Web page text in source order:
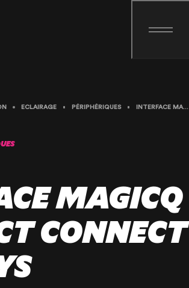
ECLAIRAGE PÉRIPHÉRIQUES INTERFACE MAGICQ COMPACT CONNECT CHAMSYS
MAGICQ
CONNECT